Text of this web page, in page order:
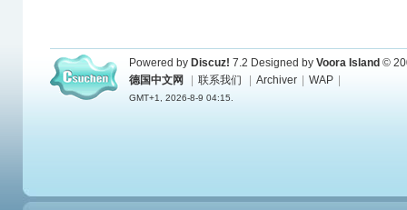
Powered by Discuz! 7.2 Designed by Voora Island ©
德国中文网
联系我们 Archiver WAP
GMT+1, 2026-8-9 04:15.